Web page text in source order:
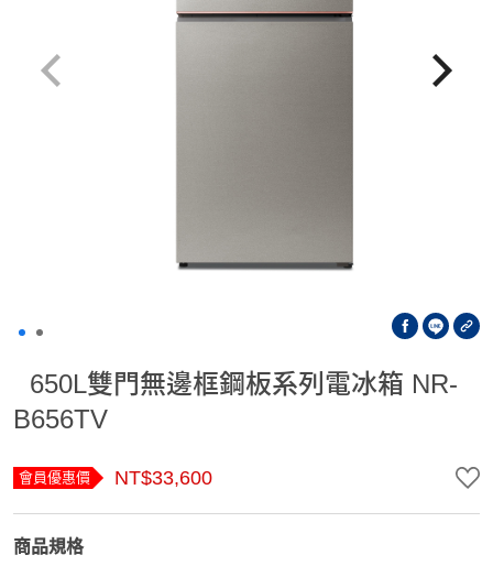
650L雙門無邊框鋼板系列電冰箱 NR-
B656TV
會員優惠價 NT$33,600
商品規格